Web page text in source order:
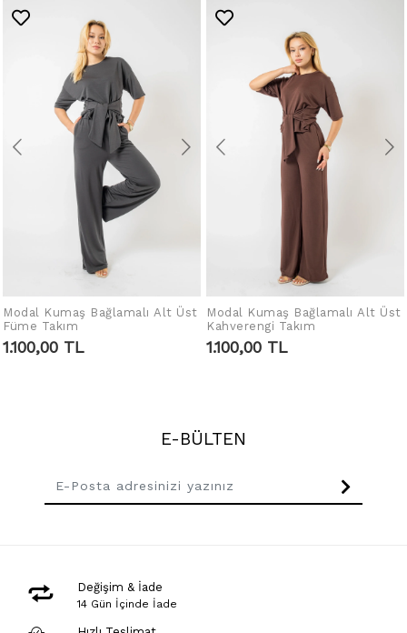
SEPETE EKLE
Modal Kumaş Bağlamalı Alt Üst
Füme Takım
1.100,00 TL
SEPETE EKLE
Modal Kumaş Bağlamalı Alt Üst
Kahverengi Takım
1.100,00 TL
E-BÜLTEN
Değişim & İade
14 Gün İçinde İade